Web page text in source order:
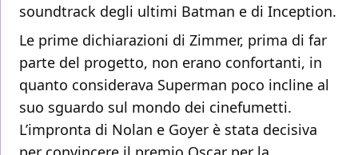
soundtrack degli ultimi Batman e di Inception.
Le prime dichiarazioni di Zimmer, prima di far
parte del progetto, non erano confortanti, in
quanto considerava Superman poco incline al
suo sguardo sul mondo dei cinefumetti.
L’impronta di Nolan e Goyer è stata decisiva